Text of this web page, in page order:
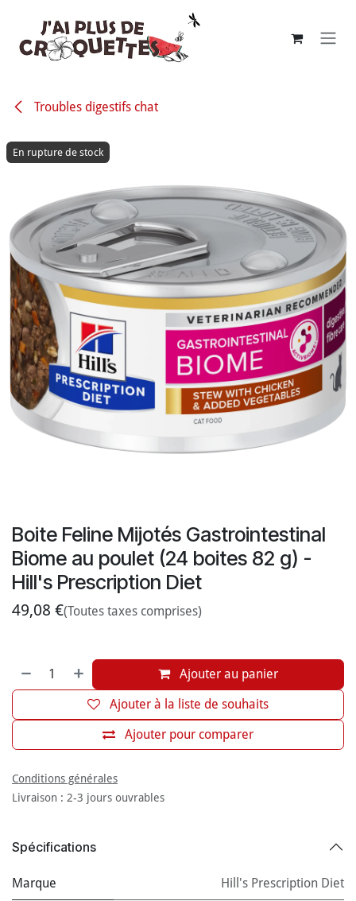
Troubles digestifs chat
En rupture de stock
Boite Feline Mijotés Gastrointestinal
Biome au poulet (24 boites 82 g) -
Hill's Prescription Diet
49,08 €(Toutes taxes comprises)
Ajouter au panier
Ajouter pour comparer
Ajouter à la liste de souhaits
Conditions générales
Livraison : 2-3 jours ouvrables
Spécifications
Marque Hill's Prescription Diet